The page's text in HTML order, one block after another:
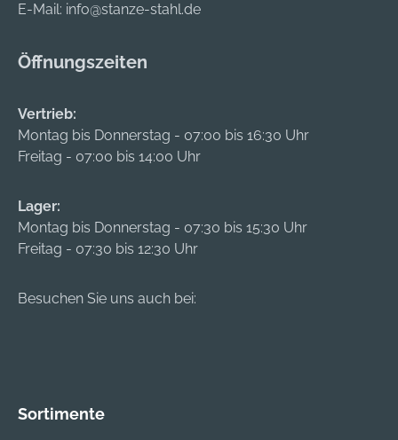
E-Mail: info@stanze-stahl.de
Öffnungszeiten
Vertrieb:
Montag bis Donnerstag - 07:00 bis 16:30 Uhr
Freitag - 07:00 bis 14:00 Uhr
Lager:
Montag bis Donnerstag - 07:30 bis 15:30 Uhr
Freitag - 07:30 bis 12:30 Uhr
Besuchen Sie uns auch bei:
Sortimente